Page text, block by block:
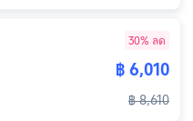
30% ลด
฿ 6,010
฿ 8,610